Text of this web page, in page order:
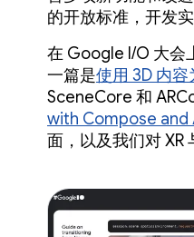
的开放标准，开发
在 Google I/O 大会
一篇是使用 3D 内
SceneCore 和
with Compose and
面，以及我们对 XR